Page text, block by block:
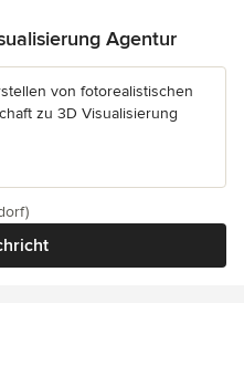
Agentur
von fotorealistischen
zu 3D Visualisierung